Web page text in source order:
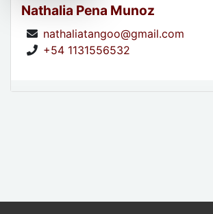
Nathalia Pena Munoz
nathaliatangoo@gmail.com
+54 1131556532